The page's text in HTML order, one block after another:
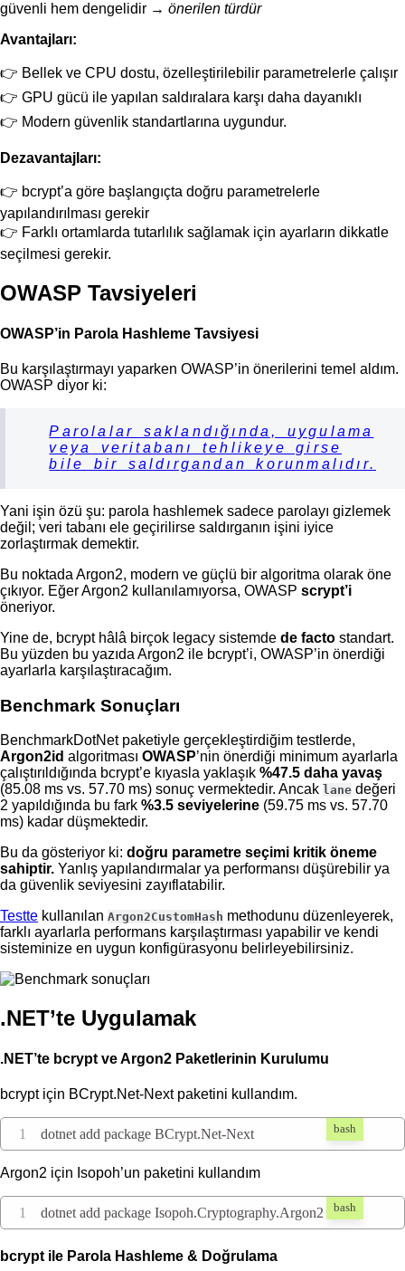
güvenli hem dengelidir → önerilen türdür
Avantajları:
Bellek ve CPU dostu, özelleştirilebilir parametrelerle çalışır
GPU gücü ile yapılan saldıralara karşı daha dayanıklı
Modern güvenlik standartlarına uygundur.
Dezavantajları:
bcrypt’a göre başlangıçta doğru parametrelerle
yapılandırılması gerekir
Farklı ortamlarda tutarlılık sağlamak için ayarların dikkatle
seçilmesi gerekir.
OWASP Tavsiyeleri
OWASP’in Parola Hashleme Tavsiyesi
Bu karşılaştırmayı yaparken OWASP’in önerilerini temel aldım.
OWASP diyor ki:
Parolalar saklandığında, uygulama
veya veritabanı tehlikeye girse
bile bir saldırgandan korunmalıdır.
Yani işin özü şu: parola hashlemek sadece parolayı gizlemek
değil; veri tabanı ele geçirilirse saldırganın işini iyice
zorlaştırmak demektir.
Bu noktada Argon2, modern ve güçlü bir algoritma olarak öne
çıkıyor. Eğer Argon2 kullanılamıyorsa, OWASP scrypt’i
öneriyor.
Yine de, bcrypt hâlâ birçok legacy sistemde de facto standart.
Bu yüzden bu yazıda Argon2 ile bcrypt’i, OWASP’in önerdiği
ayarlarla karşılaştıracağım.
Benchmark Sonuçları
BenchmarkDotNet paketiyle gerçekleştirdiğim testlerde,
Argon2id algoritması OWASP’nin önerdiği minimum ayarlarla
çalıştırıldığında bcrypt’e kıyasla yaklaşık %47.5 daha yavaş
(85.08 ms vs. 57.70 ms) sonuç vermektedir. Ancak lane değeri
2 yapıldığında bu fark %3.5 seviyelerine (59.75 ms vs. 57.70
ms) kadar düşmektedir.
Bu da gösteriyor ki: doğru parametre seçimi kritik öneme
sahiptir. Yanlış yapılandırmalar ya performansı düşürebilir ya
da güvenlik seviyesini zayıflatabilir.
Testte kullanılan Argon2CustomHash methodunu düzenleyerek,
farklı ayarlarla performans karşılaştırması yapabilir ve kendi
sisteminize en uygun konfigürasyonu belirleyebilirsiniz.
.NET’te Uygulamak
.NET’te bcrypt ve Argon2 Paketlerinin Kurulumu
bcrypt için BCrypt.Net-Next paketini kullandım.
bash
dotnet add package BCrypt.Net-Next
Argon2 için Isopoh’un paketini kullandım
bash
dotnet add package Isopoh.Cryptography.Argon2
bcrypt ile Parola Hashleme & Doğrulama